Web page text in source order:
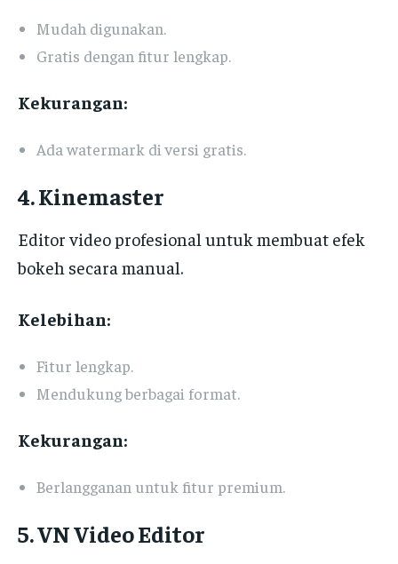
Mudah digunakan.
Gratis dengan fitur lengkap.
Kekurangan:
Ada watermark di versi gratis.
4. Kinemaster
Editor video profesional untuk membuat efek
bokeh secara manual.
Kelebihan:
Fitur lengkap.
Mendukung berbagai format.
Kekurangan:
Berlangganan untuk fitur premium.
5. VN Video Editor